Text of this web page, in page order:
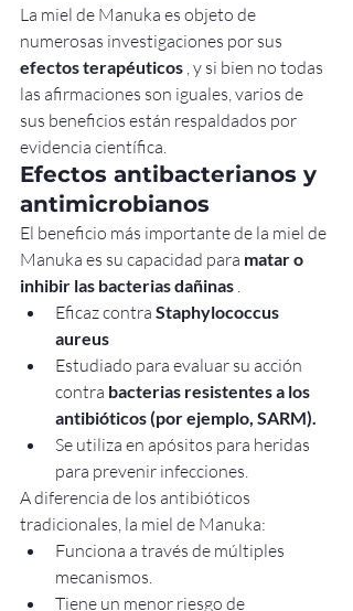
La miel de Manuka es objeto de
numerosas investigaciones por sus
efectos terapéuticos , y si bien no todas
las afirmaciones son iguales, varios de
sus beneficios están respaldados por
evidencia científica.
Efectos antibacterianos y
antimicrobianos
El beneficio más importante de la miel de
Manuka es su capacidad para matar o
inhibir las bacterias dañinas .
Eficaz contra Staphylococcus
aureus
Estudiado para evaluar su acción
contra bacterias resistentes a los
antibióticos (por ejemplo, SARM).
Se utiliza en apósitos para heridas
para prevenir infecciones.
A diferencia de los antibióticos
tradicionales, la miel de Manuka:
Funciona a través de múltiples
mecanismos.
Tiene un menor riesgo de